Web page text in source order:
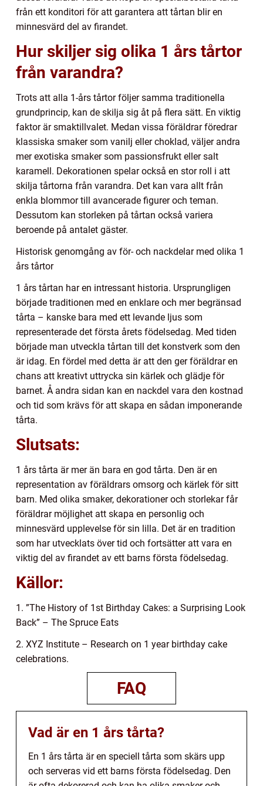
från ett konditori för att garantera att tårtan blir en
minnesvärd del av firandet.
Hur skiljer sig olika 1 års tårtor
från varandra?
Trots att alla 1-års tårtor följer samma traditionella
grundprincip, kan de skilja sig åt på flera sätt. En viktig
faktor är smaktillvalet. Medan vissa föräldrar föredrar
klassiska smaker som vanilj eller choklad, väljer andra
mer exotiska smaker som passionsfrukt eller salt
karamell. Dekorationen spelar också en stor roll i att
skilja tårtorna från varandra. Det kan vara allt från
enkla blommor till avancerade figurer och teman.
Dessutom kan storleken på tårtan också variera
beroende på antalet gäster.
Historisk genomgång av för- och nackdelar med olika 1
års tårtor
1 års tårtan har en intressant historia. Ursprungligen
började traditionen med en enklare och mer begränsad
tårta – kanske bara med ett levande ljus som
representerade det första årets födelsedag. Med tiden
började man utveckla tårtan till det konstverk som den
är idag. En fördel med detta är att den ger föräldrar en
chans att kreativt uttrycka sin kärlek och glädje för
barnet. Å andra sidan kan en nackdel vara den kostnad
och tid som krävs för att skapa en sådan imponerande
tårta.
Slutsats:
1 års tårta är mer än bara en god tårta. Den är en
representation av föräldrars omsorg och kärlek för sitt
barn. Med olika smaker, dekorationer och storlekar får
föräldrar möjlighet att skapa en personlig och
minnesvärd upplevelse för sin lilla. Det är en tradition
som har utvecklats över tid och fortsätter att vara en
viktig del av firandet av ett barns första födelsedag.
Källor:
1. ”The History of 1st Birthday Cakes: a Surprising Look
Back” – The Spruce Eats
2. XYZ Institute – Research on 1 year birthday cake
celebrations.
FAQ
Vad är en 1 års tårta?
En 1 års tårta är en speciell tårta som skärs upp
och serveras vid ett barns första födelsedag. Den